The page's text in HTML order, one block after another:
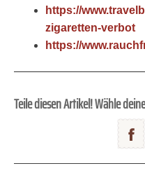
https://
zigaretten-verbot
https://
Teile diesen Artikel! Wähle